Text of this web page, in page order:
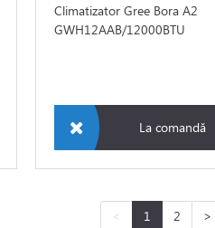
Climatizator Gree Bora A2
GWH12AAB/12000BTU
La comandă
< 1 2 >